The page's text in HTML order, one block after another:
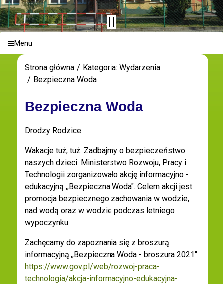
Menu
Strona główna
Kategoria: Wydarzenia
Bezpieczna Woda
Bezpieczna Woda
Drodzy Rodzice
Wakacje tuż, tuż. Zadbajmy o bezpieczeństwo
naszych dzieci. Ministerstwo Rozwoju, Pracy i
Technologii zorganizowało akcję informacyjno -
edukacyjną ,,Bezpieczna Woda". Celem akcji jest
promocja bezpiecznego zachowania w wodzie,
nad wodą oraz w wodzie podczas letniego
wypoczynku.
Zachęcamy do zapoznania się z broszurą
informacyjną:,,Bezpieczna Woda - broszura 2021"
https://www.gov.pl/web/rozwoj-praca-
technologia/akcja-informacyjno-edukacyjna-